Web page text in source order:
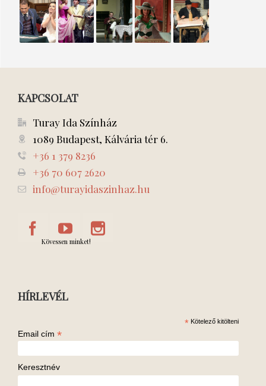
A
SZABIN
NŐK
Janika
2007
HOL
VAN AZ
A
Kék
róka
INDUL
A
BAKTERHÁZ
KAPCSOLAT
Turay Ida Színház
1089 Budapest, Kálvária tér 6.
+36 1 379 8236
+36 70 607 2620
info@turayidaszinhaz.hu
Kövessen minket!
HÍRLEVÉL
* Kötelező kitölteni
Email cím *
Keresztnév